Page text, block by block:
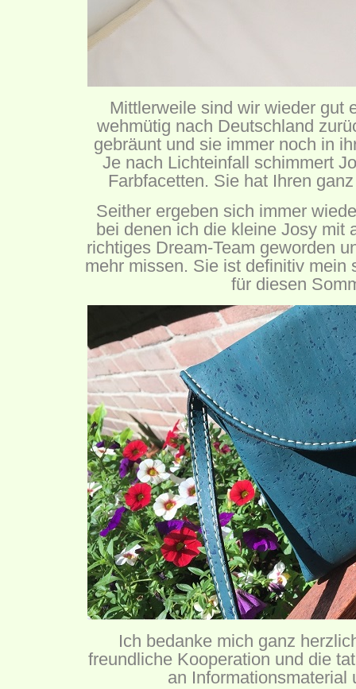
Mittlerweile sind wir wieder gut
wehmütig nach Deutschland
gebräunt und sie immer noch in
Je nach Lichteinfall schimmert
Farbfacetten. Sie hat Ihren
Seither ergeben sich immer
bei denen ich die kleine Josy mit
richtiges Dream-Team geworden
mehr missen. Sie ist definitiv mein
für diesen
Ich bedanke mich ganz
freundliche Kooperation und die
an Informationsmaterial